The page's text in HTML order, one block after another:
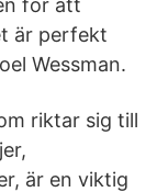
för att
är perfekt
Wessman.
riktar sig till
är en viktig